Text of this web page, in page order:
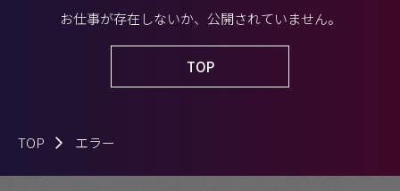
お仕事が存在しないか、公開されていません。
TOP
TOP エラー